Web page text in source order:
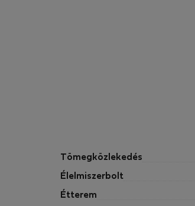
Tömegközlekedés
Élelmiszerbolt
Étterem